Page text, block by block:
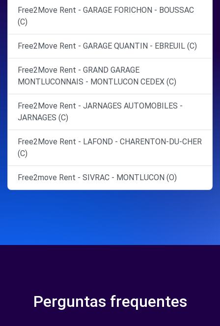
Free2Move Rent - GARAGE FORICHON - BOUSSAC
(C)
Free2Move Rent - GARAGE QUANTIN - EBREUIL (C)
Free2Move Rent - GRAND GARAGE
MONTLUCONNAIS - MONTLUCON CEDEX (C)
Free2Move Rent - JARNAGES AUTOMOBILES -
JARNAGES (C)
Free2Move Rent - LAFOND - CHARENTON-DU-CHER
(C)
Free2move Rent - SIVRAC - MONTLUCON (O)
Perguntas frequentes